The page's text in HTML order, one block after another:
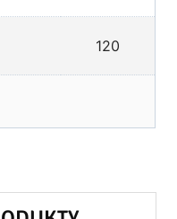
120